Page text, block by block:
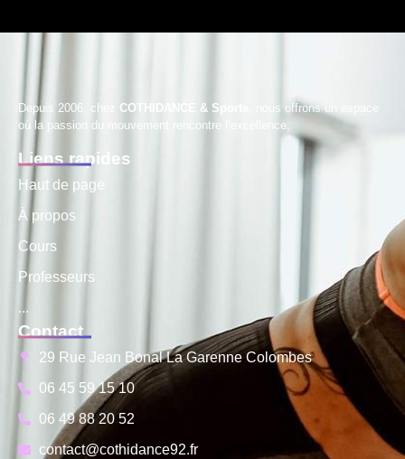
Depuis 2006, chez COTHIDANCE & Sports
, nous offrons un espace
où la passion du mouvement rencontre l’excellence;
Liens rapides
Haut de page
À propos
Cours
Professeurs
...
Contact
29 Rue Jean Bonal La Garenne Colombes
06 45 59 15 10
06 49 88 20 52
contact@cothidance92.fr